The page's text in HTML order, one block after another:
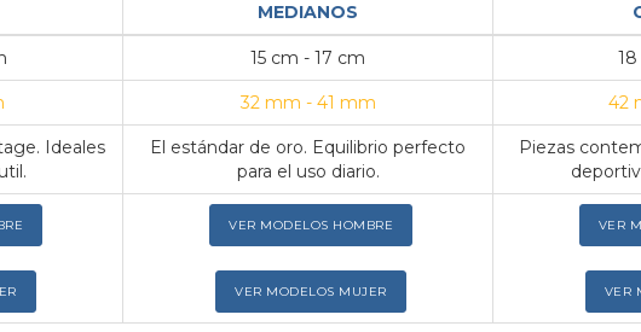
MEDIANOS
15 cm - 17 cm
32 mm - 41 mm 42
Ideales
El estándar de oro. Equilibrio perfecto
para el uso diario.
Piezas
VER MODELOS HOMBRE
VER MODELOS MUJER
VER
VER